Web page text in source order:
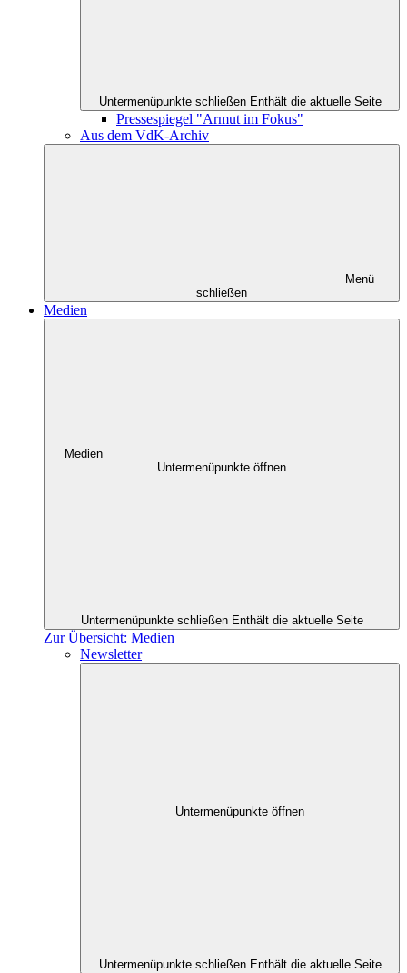
Untermenüpunkte schließen Enthält die aktuelle Seite
Pressespiegel "Armut im Fokus"
Aus dem VdK-Archiv
Menü
schließen
Medien
Medien
Untermenüpunkte öffnen
Untermenüpunkte schließen Enthält die aktuelle Seite
Zur Übersicht: Medien
Newsletter
Untermenüpunkte öffnen
Untermenüpunkte schließen Enthält die aktuelle Seite